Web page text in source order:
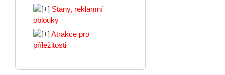
Stany, reklamní
oblouky
Atrakce pro
příležitosti